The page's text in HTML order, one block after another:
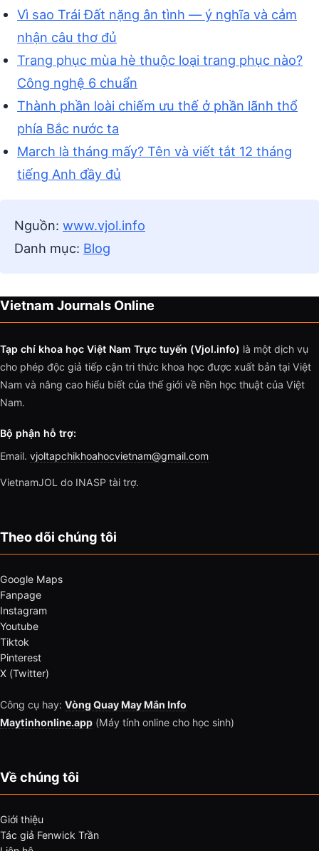
Vì sao Trái Đất nặng ân tình — ý nghĩa và cảm
nhận câu thơ đủ
Trang phục mùa hè thuộc loại trang phục nào?
Công nghệ 6 chuẩn
Thành phần loài chiếm ưu thế ở phần lãnh thổ
phía Bắc nước ta
March là tháng mấy? Tên và viết tắt 12 tháng
tiếng Anh đầy đủ
Nguồn: www.vjol.info
Danh mục: Blog
Vietnam Journals Online
Tạp chí khoa học Việt Nam Trực tuyến (Vjol.info) là một dịch vụ
cho phép độc giả tiếp cận tri thức khoa học được xuất bản tại Việt
Nam và nâng cao hiểu biết của thế giới về nền học thuật của Việt
Nam.
Bộ phận hỗ trợ:
Email. vjoltapchikhoahocvietnam@gmail.com
VietnamJOL do INASP tài trợ.
Theo dõi chúng tôi
Google Maps
Fanpage
Instagram
Youtube
Tiktok
Pinterest
X (Twitter)
Công cụ hay: Vòng Quay May Mắn Info
Maytinhonline.app (Máy tính online cho học sinh)
Về chúng tôi
Giới thiệu
Tác giả Fenwick Trần